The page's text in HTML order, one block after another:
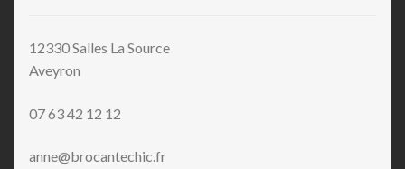
12330 Salles La Source
Aveyron
07 63 42 12 12
anne@brocantechic.fr